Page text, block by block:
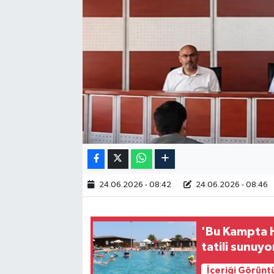
24.06.2026 - 08:42 24.06.2026 - 08:46
'Bu Kampta
tatili
İçeriği
RESMİ İLAN